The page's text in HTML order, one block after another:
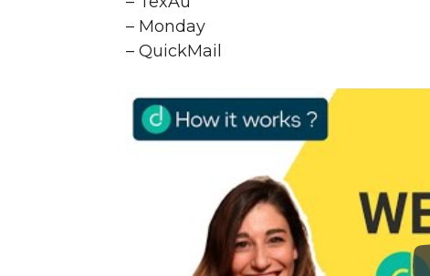
– Monday
– QuickMail